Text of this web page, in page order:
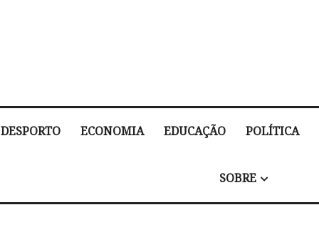
DESPORTO ECONOMIA EDUCAÇÃO POLÍTICA
SOBRE